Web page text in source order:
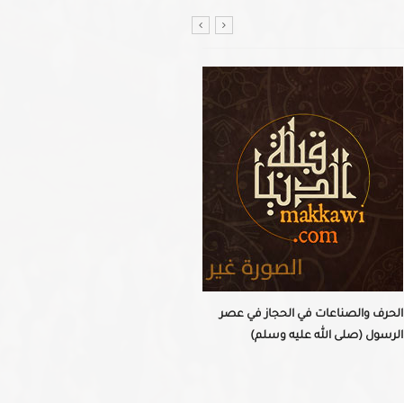
الحرف والصناعات في الحجاز في عصر
الرسول (صلى الله عليه وسلم)